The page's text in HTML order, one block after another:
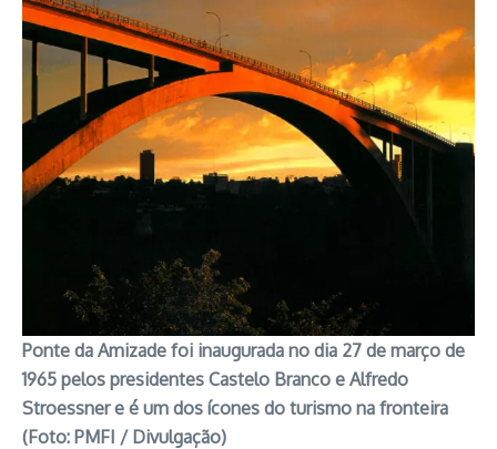
Ponte da Amizade foi inaugurada no dia 27 de março de
1965 pelos presidentes Castelo Branco e Alfredo
Stroessner e é um dos ícones do turismo na fronteira
(Foto: PMFI / Divulgação)